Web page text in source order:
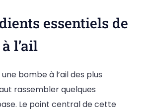
essentiels de
l’ail
bombe à l’ail des plus
rassembler quelques
Le point central de cette